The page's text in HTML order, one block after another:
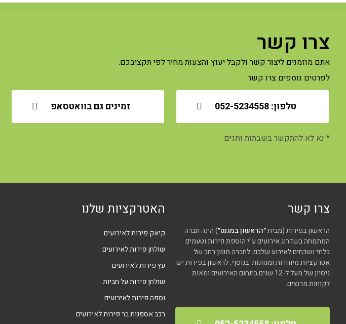
צרו קשר
אתם מוזמנים ליצור קשר ולקבל יעוץ והצעות מחיר לפי תקציבכם.
לפרטים נוספים צרו קשר:
טלפון: 052-5234558 זמינים גם בוואטסאפ
* נא לא להתקשר בשבתות וחגים
צרו קשר
הראשון בפירות (מבית״הראשון במגנט״) הינה חברה
המתמחה בשדרוג אירועים ע"י הוספת פירות וטעמים
בלתי נשכחים לאירוע שלכם. לחברה מגוון רחב של
אטרקציות מיוחדות ומגוונות. בנוסף, לראשון בפירות יש
ניסיון של מעל ל-12 שנים בתחום האירועים ומאות
לקוחות מרוצים.
האטרקציות שלנו
קיאק פירות לאירועים
שולחן פירות לאירועים
עץ פירות לאירועים
שולחן פירות על חביות
וספה פירות לאירועים
רכב אספנות בר פירות לאירועים